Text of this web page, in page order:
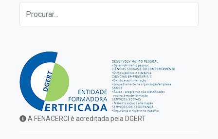
A FENACERCI é acreditada pela DGERT